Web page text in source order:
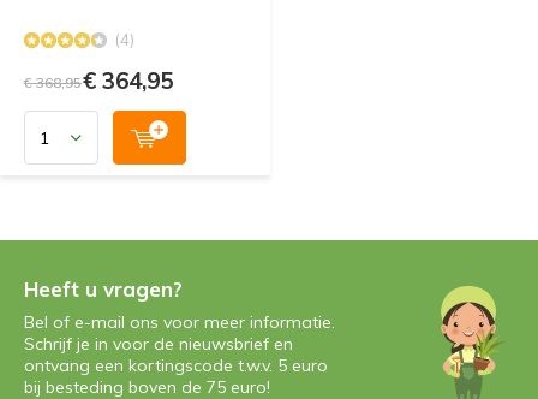
(4)
€ 368,95€ 364,95
Heeft u vragen?
Bel of e-mail ons voor meer informatie.
Schrijf je in voor de nieuwsbrief en
ontvang een kortingscode t.w.v. 5 euro
bij besteding boven de 75 euro!